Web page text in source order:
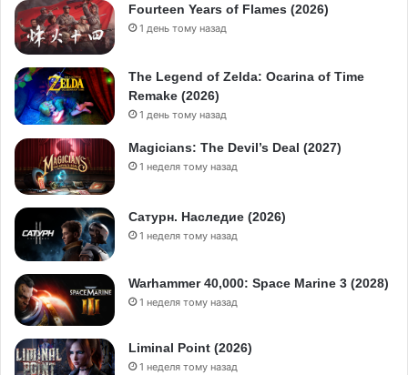
Fourteen Years of Flames (2026)
1 день тому назад
The Legend of Zelda: Ocarina of Time
Remake (2026)
1 день тому назад
Magicians: The Devil’s Deal (2027)
1 неделя тому назад
Сатурн. Наследие (2026)
1 неделя тому назад
Warhammer 40,000: Space Marine 3 (2028)
1 неделя тому назад
Liminal Point (2026)
1 неделя тому назад